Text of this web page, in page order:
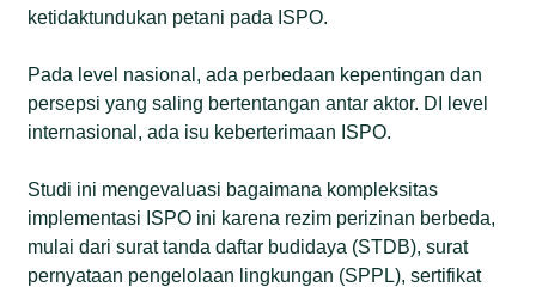
ketidaktundukan petani pada ISPO.
Pada level nasional, ada perbedaan kepentingan dan
persepsi yang saling bertentangan antar aktor. DI level
internasional, ada isu keberterimaan ISPO.
Studi ini mengevaluasi bagaimana kompleksitas
implementasi ISPO ini karena rezim perizinan berbeda,
mulai dari surat tanda daftar budidaya (STDB), surat
pernyataan pengelolaan lingkungan (SPPL), sertifikat